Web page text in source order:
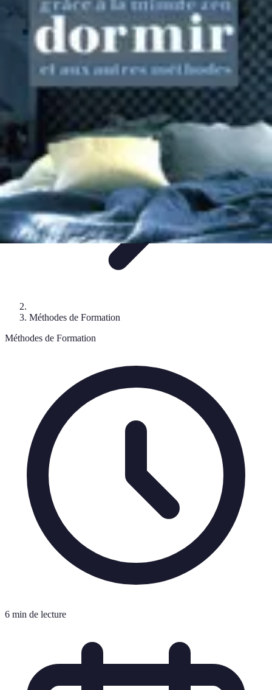
Training Pro
Méthodes de Formation
Conception de formationFormation sur
mesure
Formation et Méthodologies Optimisation du Training
Training Pro
Méthodes de Formation
Méthodes de Formation
6 min de lecture